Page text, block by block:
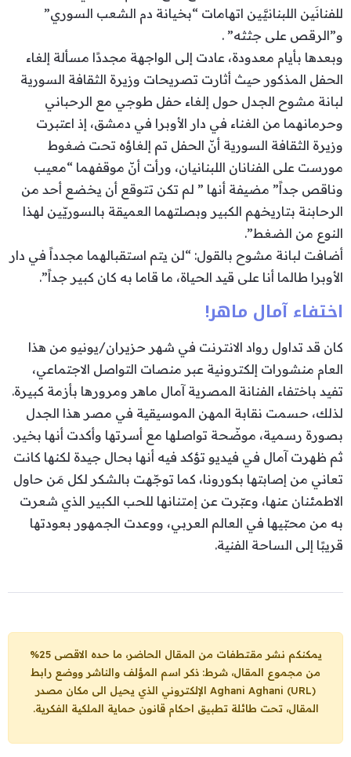
للفنانَين اللبنانيَّين اتهامات “بخيانة دم الشعب السوري”
و”الرقص على جثثه” .
وبعدها بأيام معدودة، عادت إلى الواجهة مجددًا مسألة إلغاء
الحفل المذكور حيث أثارت تصريحات وزيرة الثقافة السورية
لبانة مشوح الجدل حول إلغاء حفل طوجي مع الرحباني
وحرمانهما من الغناء في دار الأوبرا في دمشق، إذ اعتبرت
وزيرة الثقافة السورية أنّ الحفل تم إلغاؤه تحت ضغوط
مورست على الفنانان اللبنانيان، ورأت أنّ موقفهما “معيب
وناقص جداً” مضيفة أنها ” لم تكن تتوقع أن يخضع أحد من
الرحابنة بتاريخهم الكبير وبصلتهما العميقة بالسوريّين لهذا
النوع من الضغط”.
أضافت لبانة مشوح بالقول: “لن يتم استقبالهما مجدداً في دار
الأوبرا طالما أنا على قيد الحياة، ما قاما به كان كبير جداً”.
اختفاء آمال ماهر!
كان قد تداول رواد الانترنت في شهر حزيران/يونيو من هذا
العام منشورات إلكترونية عبر منصات التواصل الاجتماعي،
تفيد باختفاء الفنانة المصرية آمال ماهر ومرورها بأزمة كبيرة.
لذلك، حسمت نقابة المهن الموسيقية في مصر هذا الجدل
بصورة رسمية، موضّحة تواصلها مع أسرتها وأكدت أنها بخير.
ثم ظهرت آمال في فيديو تؤكد فيه أنها بحال جيدة لكنها كانت
تعاني من إصابتها بكورونا، كما توجّهت بالشكر لكل مَن حاول
الاطمئنان عنها، وعبّرت عن إمتنانها للحب الكبير الذي شعرت
به من محبّيها في العالم العربي، ووعدت الجمهور بعودتها
قريبًا إلى الساحة الفنية.
يمكنكم نشر مقتطفات من المقال الحاضر، ما حده الاقصى 25%
من مجموع المقال، شرط: ذكر اسم المؤلف والناشر ووضع رابط
Aghani Aghani (URL) الإلكتروني الذي يحيل الى مكان مصدر
المقال، تحت طائلة تطبيق احكام قانون حماية الملكية الفكرية.